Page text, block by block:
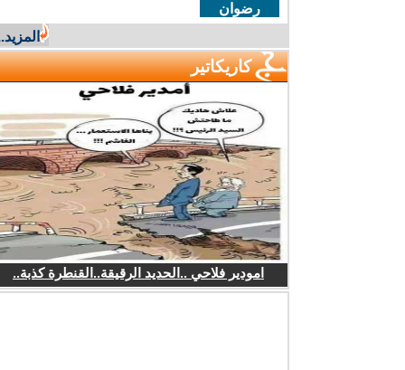
رضوان
المزيد...
كاريكاتير
امودير فلاحي ..الحديد الرقيقة..القنطرة كذبة..